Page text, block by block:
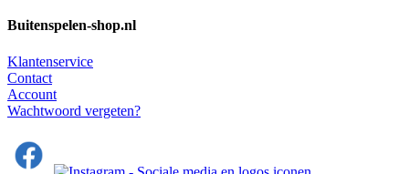
Buitenspelen-shop.nl
Klantenservice
Contact
Account
Wachtwoord vergeten?